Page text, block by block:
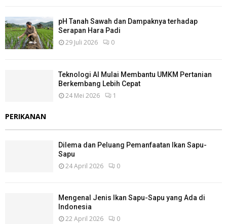
pH Tanah Sawah dan Dampaknya terhadap
Serapan Hara Padi
29 Juli 2026 0
Teknologi AI Mulai Membantu UMKM Pertanian
Berkembang Lebih Cepat
24 Mei 2026 1
PERIKANAN
Dilema dan Peluang Pemanfaatan Ikan Sapu-
Sapu
24 April 2026 0
Mengenal Jenis Ikan Sapu-Sapu yang Ada di
Indonesia
22 April 2026 0